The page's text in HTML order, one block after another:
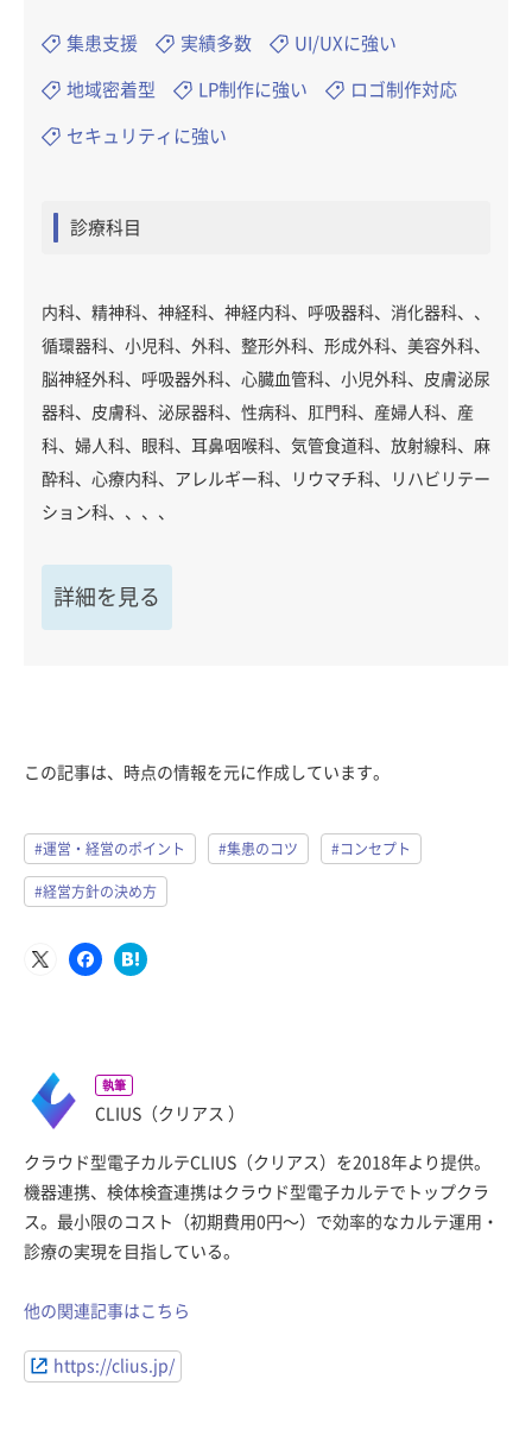
集患支援 実績多数 UI/UXに強い
地域密着型 LP制作に強い ロゴ制作対応
セキュリティに強い
診療科目
内科、精神科、神経科、神経内科、呼吸器科、消化器科、、
循環器科、小児科、外科、整形外科、形成外科、美容外科、
脳神経外科、呼吸器外科、心臓血管科、小児外科、皮膚泌尿
器科、皮膚科、泌尿器科、性病科、肛門科、産婦人科、産
科、婦人科、眼科、耳鼻咽喉科、気管食道科、放射線科、麻
酔科、心療内科、アレルギー科、リウマチ科、リハビリテー
ション科、、、、
詳細を見る
この記事は、時点の情報を元に作成しています。
#運営・経営のポイント #集患のコツ #コンセプト
#経営方針の決め方
執筆
CLIUS（クリアス ）
クラウド型電子カルテCLIUS（クリアス）を2018年より提供。
機器連携、検体検査連携はクラウド型電子カルテでトップクラ
ス。最小限のコスト（初期費用0円〜）で効率的なカルテ運用・
診療の実現を目指している。
他の関連記事はこちら
https://clius.jp/